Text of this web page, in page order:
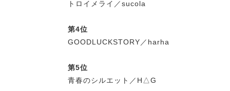
トロイメライ／sucola
第4位
GOODLUCKSTORY／harha
第5位
青春のシルエット／H△G